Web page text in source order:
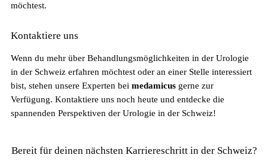
möchtest.
Kontaktiere uns
Wenn du mehr über Behandlungsmöglichkeiten in der Urologie
in der Schweiz erfahren möchtest oder an einer Stelle interessiert
bist, stehen unsere Experten bei medamicus gerne zur
Verfügung. Kontaktiere uns noch heute und entdecke die
spannenden Perspektiven der Urologie in der Schweiz!
Bereit für deinen nächsten Karriereschritt in der Schweiz?